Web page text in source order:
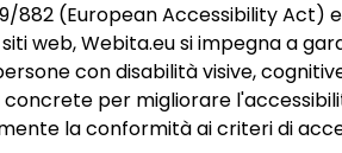
882 (European Accessibility Act) e
web, Webita.eu si impegna a
con disabilità visive,
per migliorare
la conformità ai criteri di